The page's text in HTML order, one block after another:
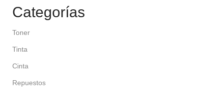
Categorías
Toner
Tinta
Cinta
Repuestos